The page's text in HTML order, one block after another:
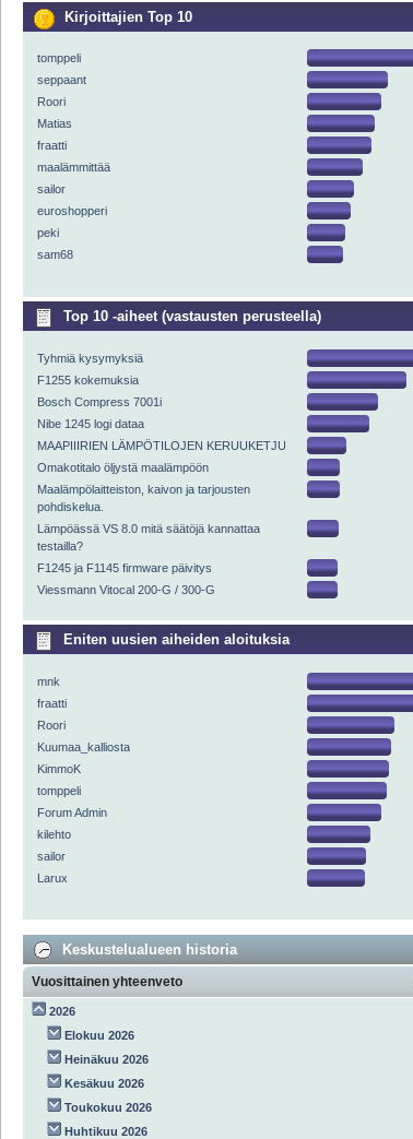
Kirjoittajien Top 10
tomppeli
seppaant
Roori
Matias
fraatti
maalämmittää
sailor
euroshopperi
peki
sam68
Top 10 -aiheet (vastausten perusteella)
Tyhmiä kysymyksiä
F1255 kokemuksia
Bosch Compress 7001i
Nibe 1245 logi dataa
MAAPIIIRIEN LÄMPÖTILOJEN KERUUKETJU
Omakotitalo öljystä maalämpöön
Maalämpölaitteiston, kaivon ja tarjousten
pohdiskelua.
Lämpöässä VS 8.0 mitä säätöjä kannattaa
testailla?
F1245 ja F1145 firmware päivitys
Viessmann Vitocal 200-G / 300-G
Eniten uusien aiheiden aloituksia
mnk
fraatti
Roori
Kuumaa_kalliosta
KimmoK
tomppeli
Forum Admin
kilehto
sailor
Larux
Keskustelualueen historia
Vuosittainen yhteenveto
2026
Elokuu 2026
Heinäkuu 2026
Kesäkuu 2026
Toukokuu 2026
Huhtikuu 2026